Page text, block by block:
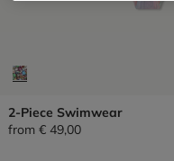
2-Piece Swimwear
from € 49,00